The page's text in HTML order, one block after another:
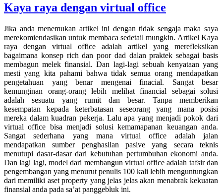
Kaya raya dengan virtual office
Jika anda menemukan artikel ini dengan tidak sengaja maka saya
merekomiendasikan untuk membaca sedetail mungkin. Artikel Kaya
raya dengan virtual office adalah artikel yang merefleksikan
bagaimana konsep rich dan poor dad dalan praktek sebagai basis
membagun melek finansial. Dan lagi-lagi sebuah kenyataan yang
mesti yang kita pahami bahwa tidak semua orang mendapatkan
pengetahuan yang benar mengenai finacial. Sangat besar
kemunginan orang-orang lebih melihat financial sebagai solusi
adalah sesuatu yang rumit dan besar. Tanpa memberikan
kesempatan kepada keterbatasan seseorang yang mana posisi
mereka dalam kuadran pekerja. Lalu apa yang menjadi pokok dari
virtual office bisa menjadi solusi kemamapanan keuangan anda.
Sangat sederhana yang mana virtual office adalah jalan
mendapatkan sumber penghasilan pasive yang secara teknis
menutupi dasar-dasar dari kebutuhan pertumbuhan ekonomi anda.
Dan lagi lagi, model dari membangun virtual office adalah tafsir dan
pengembangan yang menurut penulis 100 kali lebih menguntungkan
dari memiliki aset property yang jelas jelas akan menabrak kekuatan
finansial anda pada sa’at panggebluk ini.